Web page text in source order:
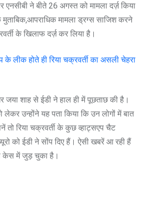
एनसीबी ने बीते 26 अगस्त को मामला दर्ज़ किया
मुताबिक,आपराधिक मामला ड्रग्स साजिश करने
के खिलाफ दर्ज़ कर लिया है।
के लीक होते ही रिया चक्रवर्ती का असली चेहरा
जया शाह से ईडी ने हाल ही में पूछताछ की है।
उन्होंने यह पता किया कि उन लोगों में बात
तो रिया चक्रवर्ती के कुछ व्हाट्सएप चैट
को ईडी ने सोंप दिए हैं। ऐसी खबरें आ रही हैं
केस में जुड़ चुका है।